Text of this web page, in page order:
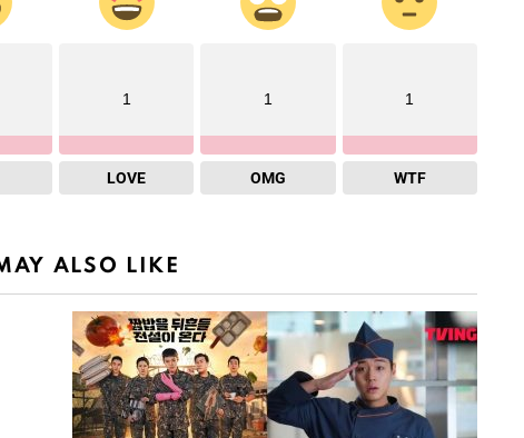
1
LOVE
1
OMG
1
WTF
ALSO LIKE